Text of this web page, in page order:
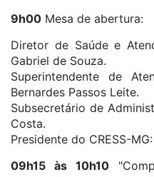
9h00 Mesa de
Diretor de Saúde e
Gabriel de Souza.
Superintendente de
Bernardes Passos Leite.
Subsecretário de
Costa.
Presidente do CRESS-
09h15 às 10h10